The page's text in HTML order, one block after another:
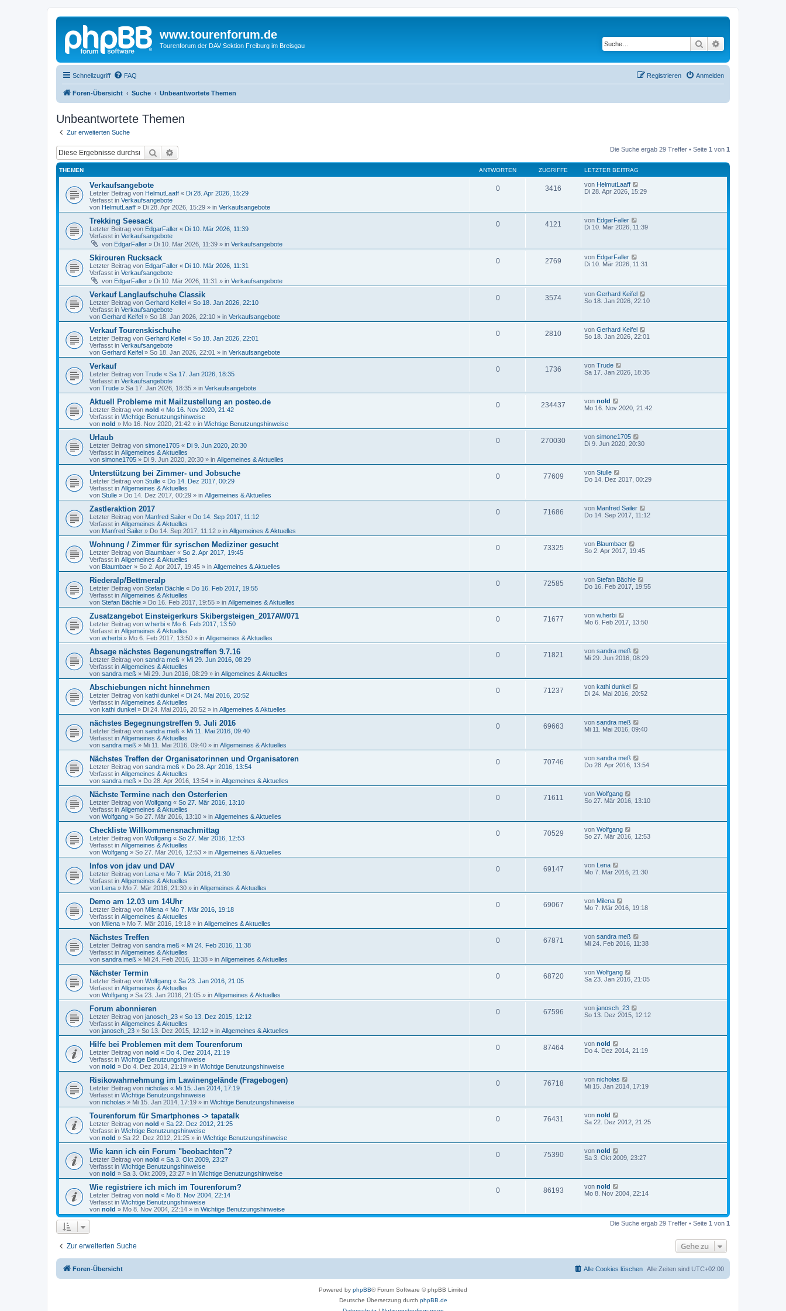
www.tourenforum.de
Tourenforum der DAV Sektion Freiburg im Breisgau Suche
Schnellzugriff FAQ Anmelden
Registrieren
Foren-Übersicht Suche Unbeantwortete Themen
Unbeantwortete Themen
Zur erweiterten Suche
Suche Die Suche ergab 29 Treffer • Seite 1 von 1
THEMEN ANTWORTEN ZUGRIFFE LETZTER BEITRAG
Verkaufsangebote
Letzter Beitrag von HelmutLaaff « Di 28. Apr 2026, 15:29
Verfasst in Verkaufsangebote
von HelmutLaaff » Di 28. Apr 2026, 15:29 » in Verkaufsangebote
0 3416 von HelmutLaaff
Di 28. Apr 2026, 15:29
Trekking Seesack
Letzter Beitrag von EdgarFaller « Di 10. Mär 2026, 11:39
Verfasst in Verkaufsangebote
von EdgarFaller » Di 10. Mär 2026, 11:39 » in Verkaufsangebote
0 4121 von EdgarFaller
Di 10. Mär 2026, 11:39
Skirouren Rucksack
Letzter Beitrag von EdgarFaller « Di 10. Mär 2026, 11:31
Verfasst in Verkaufsangebote
von EdgarFaller » Di 10. Mär 2026, 11:31 » in Verkaufsangebote
0 2769 von EdgarFaller
Di 10. Mär 2026, 11:31
Verkauf Langlaufschuhe Classik
Letzter Beitrag von Gerhard Keifel « So 18. Jan 2026, 22:10
Verfasst in Verkaufsangebote
von Gerhard Keifel » So 18. Jan 2026, 22:10 » in Verkaufsangebote
0 3574 von Gerhard Keifel
So 18. Jan 2026, 22:10
Verkauf Tourenskischuhe
Letzter Beitrag von Gerhard Keifel « So 18. Jan 2026, 22:01
Verfasst in Verkaufsangebote
von Gerhard Keifel » So 18. Jan 2026, 22:01 » in Verkaufsangebote
0 2810 von Gerhard Keifel
So 18. Jan 2026, 22:01
Verkauf
Letzter Beitrag von Trude « Sa 17. Jan 2026, 18:35
Verfasst in Verkaufsangebote
von Trude » Sa 17. Jan 2026, 18:35 » in Verkaufsangebote
0 1736 von Trude
Sa 17. Jan 2026, 18:35
Aktuell Probleme mit Mailzustellung an posteo.de
Letzter Beitrag von nold « Mo 16. Nov 2020, 21:42
Verfasst in Wichtige Benutzungshinweise
von nold » Mo 16. Nov 2020, 21:42 » in Wichtige Benutzungshinweise
0 234437 von nold
Mo 16. Nov 2020, 21:42
Urlaub
Letzter Beitrag von simone1705 « Di 9. Jun 2020, 20:30
Verfasst in Allgemeines & Aktuelles
von simone1705 » Di 9. Jun 2020, 20:30 » in Allgemeines & Aktuelles
0 270030 von simone1705
Di 9. Jun 2020, 20:30
Unterstützung bei Zimmer- und Jobsuche
Letzter Beitrag von Stulle « Do 14. Dez 2017, 00:29
Verfasst in Allgemeines & Aktuelles
von Stulle » Do 14. Dez 2017, 00:29 » in Allgemeines & Aktuelles
0 77609 von Stulle
Do 14. Dez 2017, 00:29
Zastleraktion 2017
Letzter Beitrag von Manfred Sailer « Do 14. Sep 2017, 11:12
Verfasst in Allgemeines & Aktuelles
von Manfred Sailer » Do 14. Sep 2017, 11:12 » in Allgemeines & Aktuelles
0 71686 von Manfred Sailer
Do 14. Sep 2017, 11:12
Wohnung / Zimmer für syrischen Mediziner gesucht
Letzter Beitrag von Blaumbaer « So 2. Apr 2017, 19:45
Verfasst in Allgemeines & Aktuelles
von Blaumbaer » So 2. Apr 2017, 19:45 » in Allgemeines & Aktuelles
0 73325 von Blaumbaer
So 2. Apr 2017, 19:45
Riederalp/Bettmeralp
Letzter Beitrag von Stefan Bächle « Do 16. Feb 2017, 19:55
Verfasst in Allgemeines & Aktuelles
von Stefan Bächle » Do 16. Feb 2017, 19:55 » in Allgemeines & Aktuelles
0 72585 von Stefan Bächle
Do 16. Feb 2017, 19:55
Zusatzangebot Einsteigerkurs Skibergsteigen_2017AW071
Letzter Beitrag von w.herbi « Mo 6. Feb 2017, 13:50
Verfasst in Allgemeines & Aktuelles
von w.herbi » Mo 6. Feb 2017, 13:50 » in Allgemeines & Aktuelles
0 71677 von w.herbi
Mo 6. Feb 2017, 13:50
Absage nächstes Begenungstreffen 9.7.16
Letzter Beitrag von sandra meß « Mi 29. Jun 2016, 08:29
Verfasst in Allgemeines & Aktuelles
von sandra meß » Mi 29. Jun 2016, 08:29 » in Allgemeines & Aktuelles
0 71821 von sandra meß
Mi 29. Jun 2016, 08:29
Abschiebungen nicht hinnehmen
Letzter Beitrag von kathi dunkel « Di 24. Mai 2016, 20:52
Verfasst in Allgemeines & Aktuelles
von kathi dunkel » Di 24. Mai 2016, 20:52 » in Allgemeines & Aktuelles
0 71237 von kathi dunkel
Di 24. Mai 2016, 20:52
nächstes Begegnungstreffen 9. Juli 2016
Letzter Beitrag von sandra meß « Mi 11. Mai 2016, 09:40
Verfasst in Allgemeines & Aktuelles
von sandra meß » Mi 11. Mai 2016, 09:40 » in Allgemeines & Aktuelles
0 69663 von sandra meß
Mi 11. Mai 2016, 09:40
Nächstes Treffen der Organisatorinnen und Organisatoren
Letzter Beitrag von sandra meß « Do 28. Apr 2016, 13:54
Verfasst in Allgemeines & Aktuelles
von sandra meß » Do 28. Apr 2016, 13:54 » in Allgemeines & Aktuelles
0 70746 von sandra meß
Do 28. Apr 2016, 13:54
Nächste Termine nach den Osterferien
Letzter Beitrag von Wolfgang « So 27. Mär 2016, 13:10
Verfasst in Allgemeines & Aktuelles
von Wolfgang » So 27. Mär 2016, 13:10 » in Allgemeines & Aktuelles
0 71611 von Wolfgang
So 27. Mär 2016, 13:10
Checkliste Willkommensnachmittag
Letzter Beitrag von Wolfgang « So 27. Mär 2016, 12:53
Verfasst in Allgemeines & Aktuelles
von Wolfgang » So 27. Mär 2016, 12:53 » in Allgemeines & Aktuelles
0 70529 von Wolfgang
So 27. Mär 2016, 12:53
Infos von jdav und DAV
Letzter Beitrag von Lena « Mo 7. Mär 2016, 21:30
Verfasst in Allgemeines & Aktuelles
von Lena » Mo 7. Mär 2016, 21:30 » in Allgemeines & Aktuelles
0 69147 von Lena
Mo 7. Mär 2016, 21:30
Demo am 12.03 um 14Uhr
Letzter Beitrag von Milena « Mo 7. Mär 2016, 19:18
Verfasst in Allgemeines & Aktuelles
von Milena » Mo 7. Mär 2016, 19:18 » in Allgemeines & Aktuelles
0 69067 von Milena
Mo 7. Mär 2016, 19:18
Nächstes Treffen
Letzter Beitrag von sandra meß « Mi 24. Feb 2016, 11:38
Verfasst in Allgemeines & Aktuelles
von sandra meß » Mi 24. Feb 2016, 11:38 » in Allgemeines & Aktuelles
0 67871 von sandra meß
Mi 24. Feb 2016, 11:38
Nächster Termin
Letzter Beitrag von Wolfgang « Sa 23. Jan 2016, 21:05
Verfasst in Allgemeines & Aktuelles
von Wolfgang » Sa 23. Jan 2016, 21:05 » in Allgemeines & Aktuelles
0 68720 von Wolfgang
Sa 23. Jan 2016, 21:05
Forum abonnieren
Letzter Beitrag von janosch_23 « So 13. Dez 2015, 12:12
Verfasst in Allgemeines & Aktuelles
von janosch_23 » So 13. Dez 2015, 12:12 » in Allgemeines & Aktuelles
0 67596 von janosch_23
So 13. Dez 2015, 12:12
Hilfe bei Problemen mit dem Tourenforum
Letzter Beitrag von nold « Do 4. Dez 2014, 21:19
Verfasst in Wichtige Benutzungshinweise
von nold » Do 4. Dez 2014, 21:19 » in Wichtige Benutzungshinweise
0 87464 von nold
Do 4. Dez 2014, 21:19
Risikowahrnehmung im Lawinengelände (Fragebogen)
Letzter Beitrag von nicholas « Mi 15. Jan 2014, 17:19
Verfasst in Wichtige Benutzungshinweise
von nicholas » Mi 15. Jan 2014, 17:19 » in Wichtige Benutzungshinweise
0 76718 von nicholas
Mi 15. Jan 2014, 17:19
Tourenforum für Smartphones -> tapatalk
Letzter Beitrag von nold « Sa 22. Dez 2012, 21:25
Verfasst in Wichtige Benutzungshinweise
von nold » Sa 22. Dez 2012, 21:25 » in Wichtige Benutzungshinweise
0 76431 von nold
Sa 22. Dez 2012, 21:25
Wie kann ich ein Forum "beobachten"?
Letzter Beitrag von nold « Sa 3. Okt 2009, 23:27
Verfasst in Wichtige Benutzungshinweise
von nold » Sa 3. Okt 2009, 23:27 » in Wichtige Benutzungshinweise
0 75390 von nold
Sa 3. Okt 2009, 23:27
Wie registriere ich mich im Tourenforum?
Letzter Beitrag von nold « Mo 8. Nov 2004, 22:14
Verfasst in Wichtige Benutzungshinweise
von nold » Mo 8. Nov 2004, 22:14 » in Wichtige Benutzungshinweise
0 86193 von nold
Mo 8. Nov 2004, 22:14
Die Suche ergab 29 Treffer • Seite 1 von 1
Zur erweiterten Suche Gehe zu
Foren-Übersicht Alle Zeiten sind UTC+02:00
Alle Cookies löschen
Powered by phpBB® Forum Software © phpBB Limited
Deutsche Übersetzung durch phpBB.de